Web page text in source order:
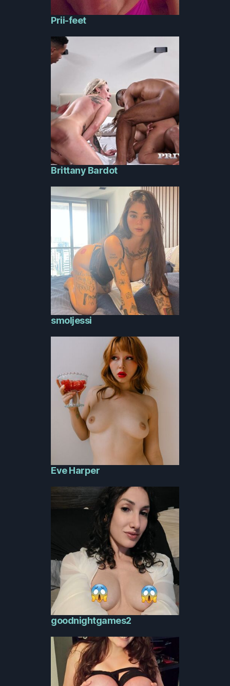
Prii-feet
Brittany Bardot
smoljessi
Eve Harper
goodnightgames2